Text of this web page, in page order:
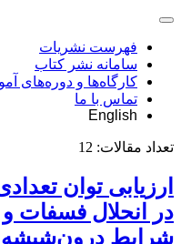
فهرست نشریات
سامانه نشر کتاب
کارگاه‌ها و دوره‌های
تماس با ما
English
تعداد مقالات: 12
ارزیابی توان
در انحلال فسفات و
شرایط